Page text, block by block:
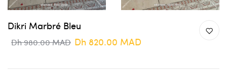
Dikri Marbré Bleu
Dh 980.00 MAD Dh 820.00 MAD